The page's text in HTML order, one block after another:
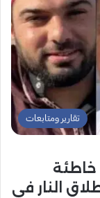
تقارير ومتابعات
خاطئة
النار في